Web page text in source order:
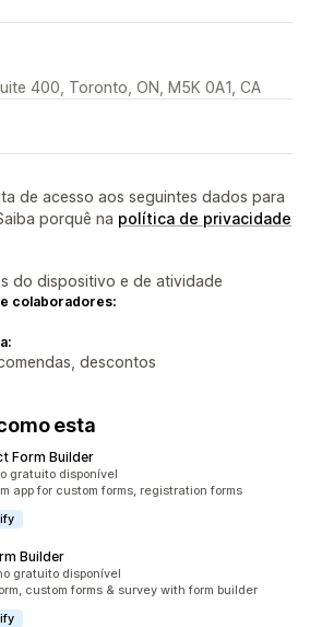
400, Toronto, ON, M5K 0A1, CA
de acesso aos seguintes dados para
porquê na política de privacidade
do dispositivo e de atividade
colaboradores:
descontos
esta
Form Builder
gratuito disponível
app for custom forms, registration forms
Builder
gratuito disponível
custom forms & survey with form builder